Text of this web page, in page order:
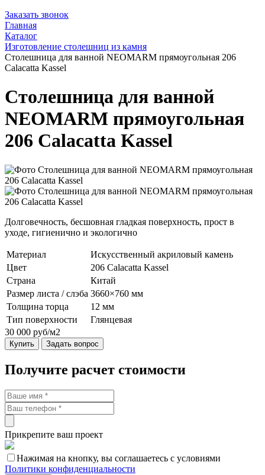
Заказать звонок
Главная
Каталог
Изготовление столешниц из камня
Столешница для ванной NEOMARM прямоугольная 206
Calacatta Kassel
Столешница для ванной
NEOMARM прямоугольная
206 Calacatta Kassel
Долговечность, бесшовная гладкая поверхность, прост в
уходе, гигиенично и экологично
Материал
Искусственный акриловый камень
Цвет
206 Calacatta Kassel
Страна
Китай
Размер листа / слэба 3660×760 мм
Толщина торца
12 мм
Тип поверхности
Глянцевая
30 000 руб/м2
Купить Задать вопрос
Получите расчет стоимости
Прикрепите ваш проект
Нажимая на кнопку, вы соглашаетесь с условиями
Политики конфиденциальности